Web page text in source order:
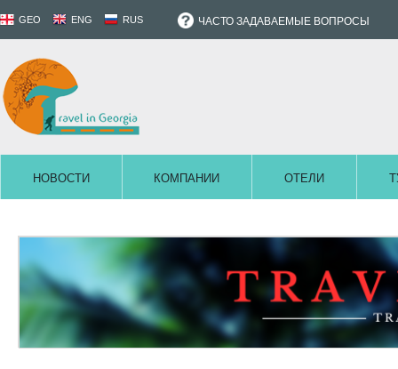
GEO ENG RUS ЧАСТО ЗАДАВАЕМЫЕ ВОПРОСЫ
НОВОСТИ КОМПАНИИ ОТЕЛИ